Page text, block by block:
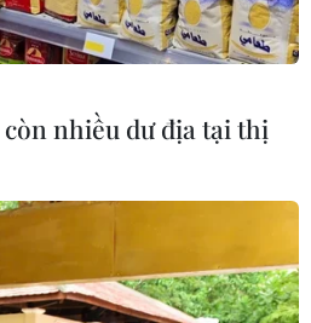
nhiều dư địa tại thị